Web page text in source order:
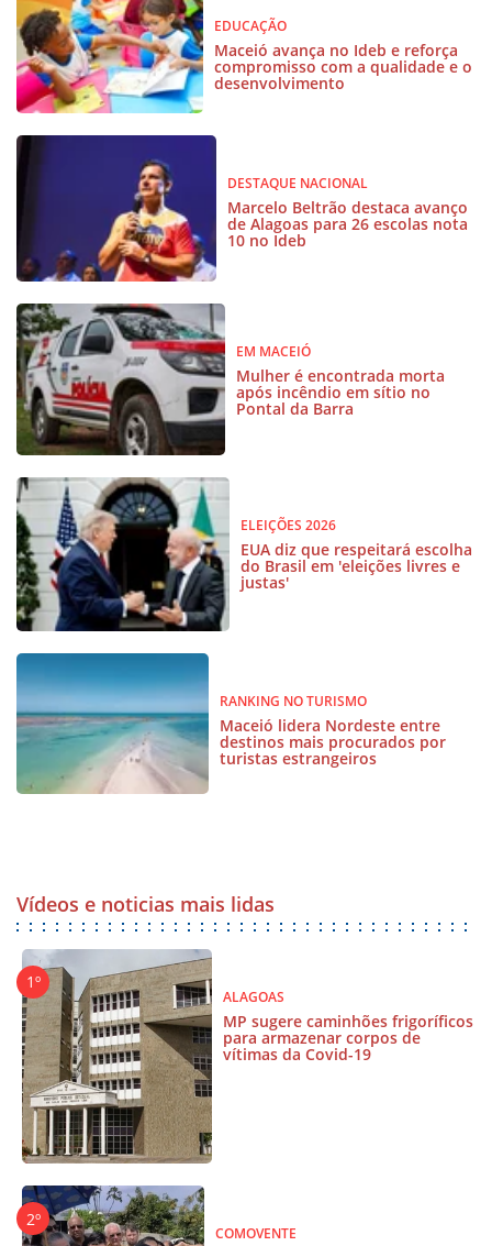
EDUCAÇÃO
Maceió avança no Ideb e reforça
compromisso com a qualidade e o
desenvolvimento
DESTAQUE NACIONAL
Marcelo Beltrão destaca avanço
de Alagoas para 26 escolas nota
10 no Ideb
EM MACEIÓ
Mulher é encontrada morta
após incêndio em sítio no
Pontal da Barra
ELEIÇÕES 2026
EUA diz que respeitará escolha
do Brasil em 'eleições livres e
justas'
RANKING NO TURISMO
Maceió lidera Nordeste entre
destinos mais procurados por
turistas estrangeiros
Vídeos e noticias mais lidas
ALAGOAS
MP sugere caminhões frigoríficos
para armazenar corpos de
vítimas da Covid-19
COMOVENTE